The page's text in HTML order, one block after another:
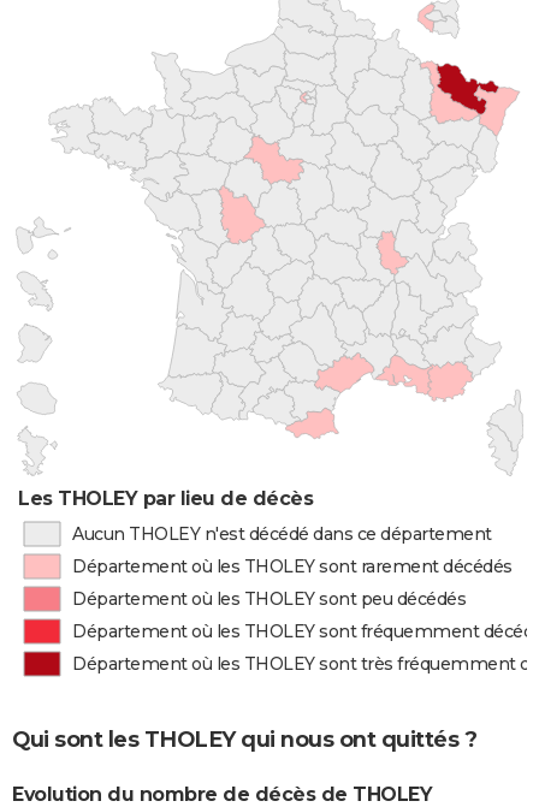
Les THOLEY par lieu de décès
Aucun THOLEY n'est décédé dans ce département
Département où les THOLEY sont rarement décédés
Département où les THOLEY sont peu décédés
Département où les THOLEY sont fréquemment
Département où les THOLEY sont très fréquemment
Qui sont les THOLEY qui nous ont quittés ?
Evolution du nombre de décès de THOLEY